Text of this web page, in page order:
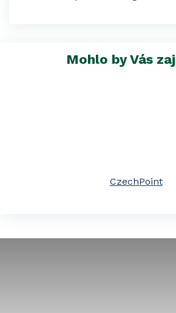
Mohlo by Vás
CzechPoint